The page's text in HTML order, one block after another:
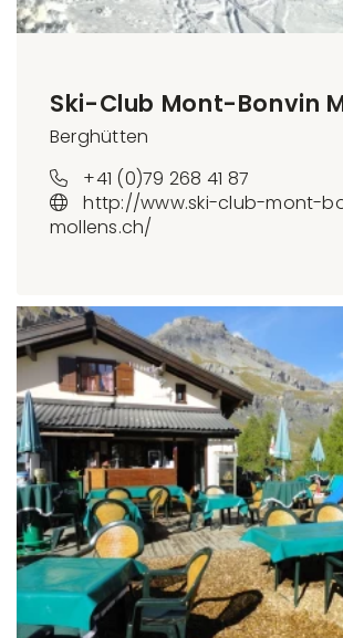
Ski-Club Mont-Bonvin
Berghütten
+41 (0)79 268 41 87
http://www.ski-club-mont-
mollens.ch/